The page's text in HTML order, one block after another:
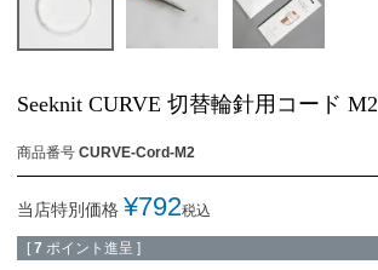
Seeknit CURVE 切替輪針用コード M2
商品番号 CURVE-Cord-M2
当店特別価格 ¥792税込
[ 7 ポイント進呈 ]